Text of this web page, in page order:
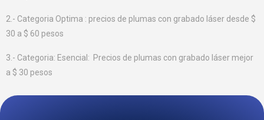
2.- Categoria Optima : precios de plumas con grabado láser desde $
30 a $ 60 pesos
3.- Categoria: Esencial: Precios de plumas con grabado láser mejor
a $ 30 pesos